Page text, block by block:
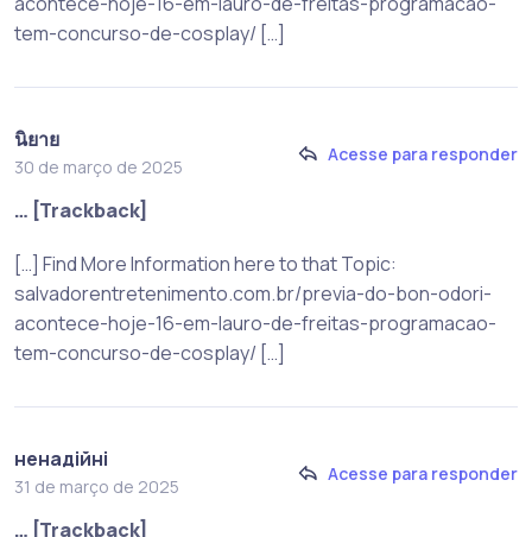
tem-concurso-de-cosplay/ […]
นิยาย
30 de março de 2025
Acesse para responder
… [Trackback]
[…] Find More Information here to that Topic:
salvadorentretenimento.com.br/previa-do-bon-odori-
acontece-hoje-16-em-lauro-de-freitas-programacao-
tem-concurso-de-cosplay/ […]
ненадійні
31 de março de 2025
Acesse para responder
… [Trackback]